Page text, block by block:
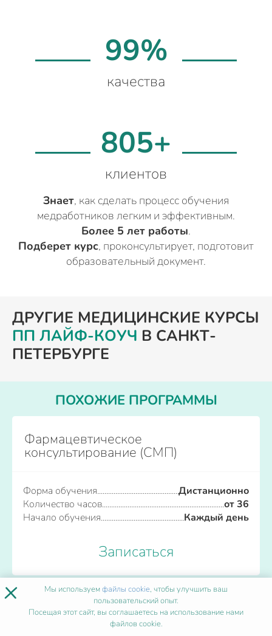
99%
качества
805+
клиентов
Знает, как сделать процесс обучения
медработников легким и эффективным.
Более 5 лет работы.
Подберет курс, проконсультирует, подготовит
образовательный документ.
ДРУГИЕ МЕДИЦИНСКИЕ КУРСЫ
ПП ЛАЙФ-КОУЧ В САНКТ-
ПЕТЕРБУРГЕ
ПОХОЖИЕ ПРОГРАММЫ
Фармацевтическое
консультирование (СМП)
Форма обучения
Дистанционно
Количество часов
от 36
Начало обучения
Каждый день
Записаться
Физиотерапия
× Мы используемфайлы cookie, чтобы улучшить ваш
пользовательский опыт.
Посещая этот сайт, вы соглашаетесь на использование нами
файлов cookie.